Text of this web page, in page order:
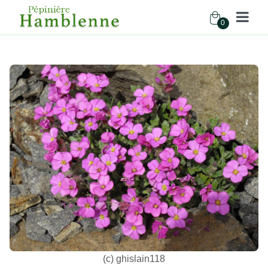
0
Accueil Boutique
Vivaces
AUBRIETA ROSENTEPPICH
(c) ghislain118